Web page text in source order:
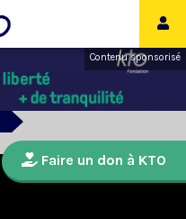
Contenu sponsorisé
Faire un don à KTO